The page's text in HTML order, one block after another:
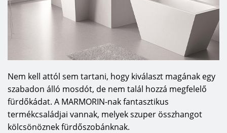
Nem kell attól sem tartani, hogy kiválaszt magának egy
szabadon álló mosdót, de nem talál hozzá megfelelő
fürdőkádat. A MARMORIN-nak fantasztikus
termékcsaládjai vannak, melyek szuper összhangot
kölcsönöznek fürdőszobánknak.